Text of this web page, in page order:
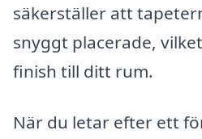
säkerställer att
snyggt placerade,
finish till ditt rum.
När du letar efter ett